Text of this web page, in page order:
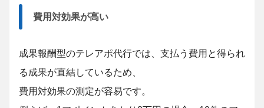
費用対効果が高い
成果報酬型のテレアポ代行では、支払う費用と得られ
る成果が直結しているため、
費用対効果の測定が容易です。